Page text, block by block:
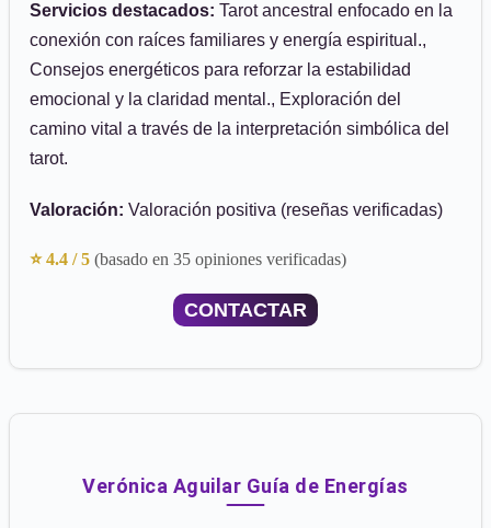
Servicios destacados: Tarot ancestral enfocado en la
conexión con raíces familiares y energía espiritual.,
Consejos energéticos para reforzar la estabilidad
emocional y la claridad mental., Exploración del
camino vital a través de la interpretación simbólica del
tarot.
Valoración: Valoración positiva (reseñas verificadas)
⭐ 4.4 / 5 (basado en 35 opiniones verificadas)
CONTACTAR
Verónica Aguilar Guía de Energías